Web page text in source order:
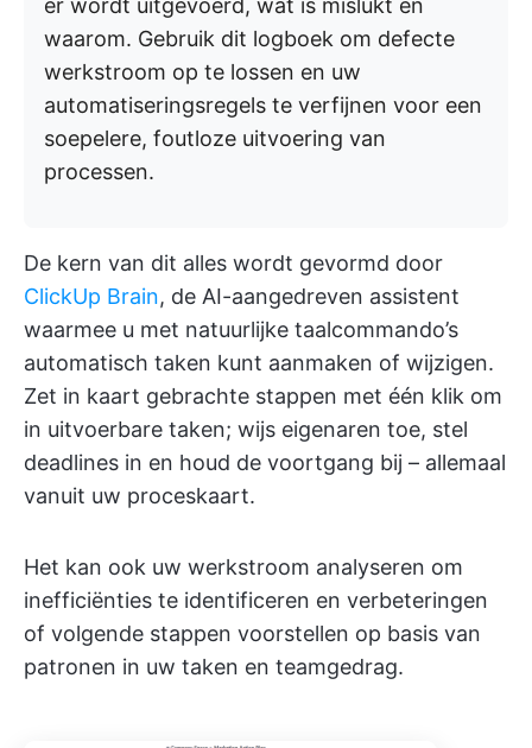
er wordt uitgevoerd, wat is mislukt en
waarom. Gebruik dit logboek om defecte
werkstroom op te lossen en uw
automatiseringsregels te verfijnen voor een
soepelere, foutloze uitvoering van
processen.
De kern van dit alles wordt gevormd door
ClickUp Brain, de AI-aangedreven assistent
waarmee u met natuurlijke taalcommando’s
automatisch taken kunt aanmaken of wijzigen.
Zet in kaart gebrachte stappen met één klik om
in uitvoerbare taken; wijs eigenaren toe, stel
deadlines in en houd de voortgang bij – allemaal
vanuit uw proceskaart.
Het kan ook uw werkstroom analyseren om
inefficiënties te identificeren en verbeteringen
of volgende stappen voorstellen op basis van
patronen in uw taken en teamgedrag.